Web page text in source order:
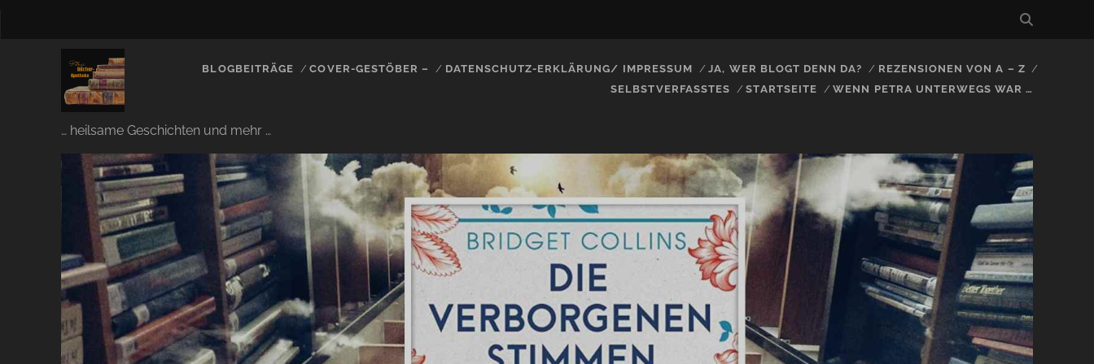
… heilsame Geschichten und mehr …
BLOGBEITRÄGE COVER-GESTÖBER – DATENSCHUTZ-ERKLÄRUNG/ IMPRESSUM JA, WER BLOGT DENN DA?
REZENSIONEN VON A – Z
SELBSTVERFASSTES
STARTSEITE WENN PETRA UNTERWEGS WAR …